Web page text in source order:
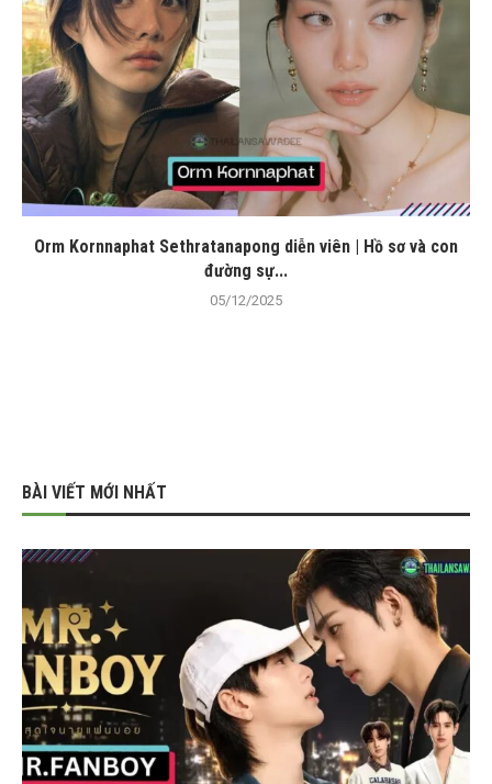
Orm Kornnaphat Sethratanapong diễn viên | Hồ sơ và con
đường sự...
05/12/2025
BÀI VIẾT MỚI NHẤT